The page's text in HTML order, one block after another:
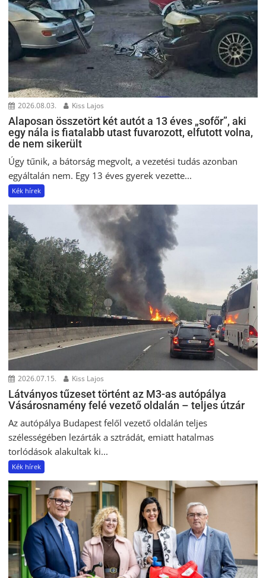
2026.08.03. Kiss Lajos
Alaposan összetört két autót a 13 éves „sofőr”, aki
egy nála is fiatalabb utast fuvarozott, elfutott volna,
de nem sikerült
Úgy tűnik, a bátorság megvolt, a vezetési tudás azonban
egyáltalán nem. Egy 13 éves gyerek vezette...
Kék hírek
2026.07.15. Kiss Lajos
Látványos tűzeset történt az M3-as autópálya
Vásárosnamény felé vezető oldalán – teljes útzár
Az autópálya Budapest felől vezető oldalán teljes
szélességében lezárták a sztrádát, emiatt hatalmas
torlódások alakultak ki...
Kék hírek